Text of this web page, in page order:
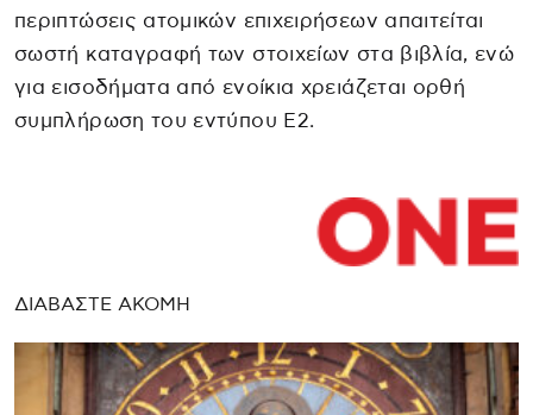
περιπτώσεις ατομικών επιχειρήσεων απαιτείται
σωστή καταγραφή των στοιχείων στα βιβλία, ενώ
για εισοδήματα από ενοίκια χρειάζεται ορθή
συμπλήρωση του εντύπου Ε2.
ΔΙΑΒΑΣΤΕ ΑΚΟΜΗ